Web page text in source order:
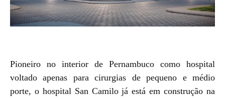
Pioneiro no interior de Pernambuco como hospital
voltado apenas para cirurgias de pequeno e médio
porte, o hospital San Camilo já está em construção na